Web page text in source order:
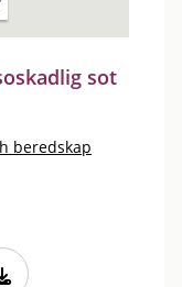
sot
beredskap